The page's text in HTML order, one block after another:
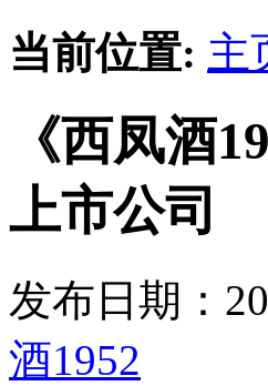
当前位置: 主
《西凤酒
上市公司
发布日期：
酒1952